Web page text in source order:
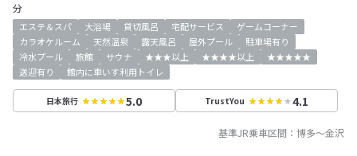
分
エステ＆スパ 大浴場 貸切風呂 宅配サービス
ゲームコーナー
カラオケルーム
天然温泉 露天風呂 屋外プール
駐車場有り
冷水プール
旅館 サウナ ★★★以上 ★★★★以上
★★★★★
送迎有り
館内に車いす利用トイレ
日本旅行 5.0 TrustYou 4.1
基準JR乗車区間： 博多～金沢